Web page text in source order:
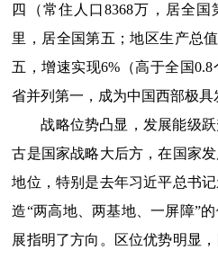
四（常住人口8368万，居全国
里，居全国第五；地区生产总
五，增速实现6%（高于全国
省并列第一，成为中国西部极具
战略位势凸显，发展能级
古是国家战略大后方，在国家
地位，特别是去年习近平总书
造“两高地、两基地、一屏障”
展指明了方向。区位优势明显